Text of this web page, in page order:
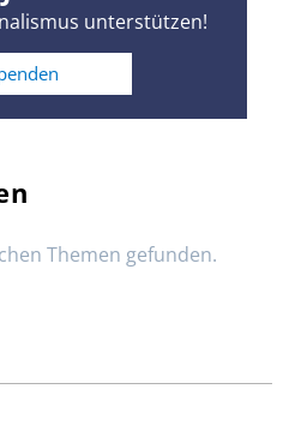
unterstützen!
Themen gefunden.